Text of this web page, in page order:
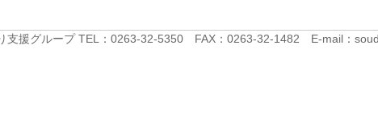
支援グループ TEL：0263-32-5350 FAX：0263-32-1482 E-mail：